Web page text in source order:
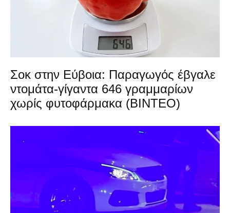
Σοκ στην Εύβοια: Παραγωγός έβγαλε
ντομάτα-γίγαντα 646 γραμμαρίων
χωρίς φυτοφάρμακα (ΒΙΝΤΕΟ)